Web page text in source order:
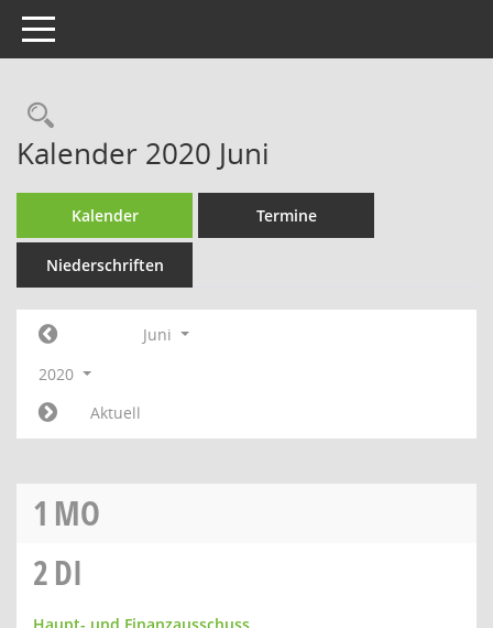
Toggle navigation
Rechercheauswahl
Kalender 2020 Juni
Kalender Termine
Niederschriften
Juni
2020
Aktuell
1 MO
2DI